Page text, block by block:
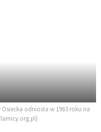
odniosła w 1963 roku na